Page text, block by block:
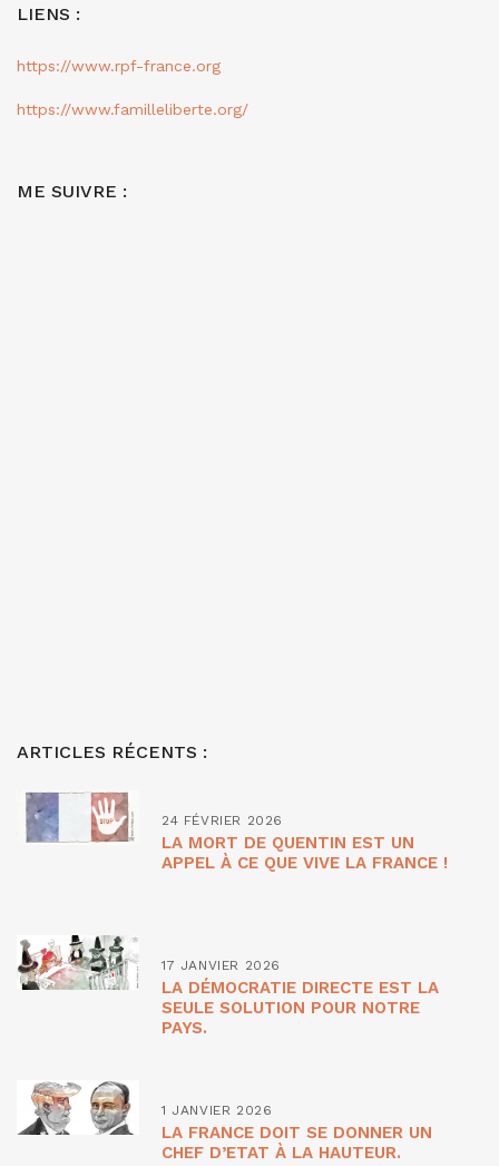
LIENS :
https://www.rpf-france.org
https://www.familleliberte.org/
ME SUIVRE :
ARTICLES RÉCENTS :
24 FÉVRIER 2026
LA MORT DE QUENTIN EST UN
APPEL À CE QUE VIVE LA FRANCE !
17 JANVIER 2026
LA DÉMOCRATIE DIRECTE EST LA
SEULE SOLUTION POUR NOTRE
PAYS.
1 JANVIER 2026
LA FRANCE DOIT SE DONNER UN
CHEF D’ETAT À LA HAUTEUR.